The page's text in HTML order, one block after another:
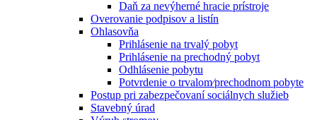
Daň za nevýherné hracie prístroje
Overovanie podpisov a listín
Ohlasovňa
Prihlásenie na trvalý pobyt
Prihlásenie na prechodný pobyt
Odhlásenie pobytu
Potvrdenie o trvalom⁄prechodnom pobyte
Postup pri zabezpečovaní sociálnych služieb
Stavebný úrad